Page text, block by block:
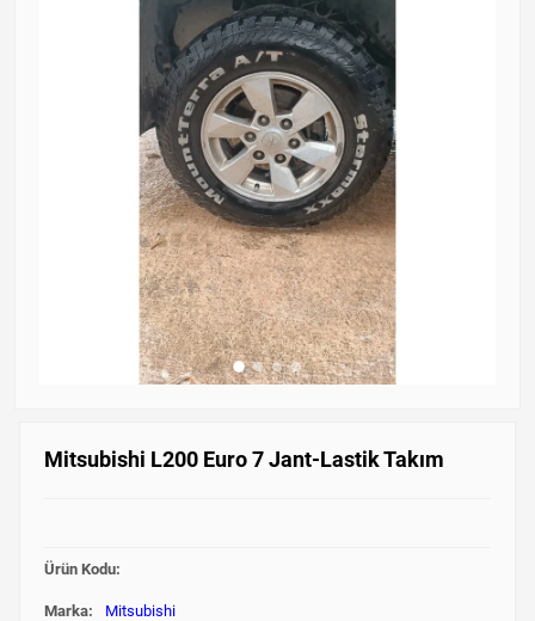
Mitsubishi L200 Euro 7 Jant-Lastik Takım
Ürün Kodu:
Marka: Mitsubishi